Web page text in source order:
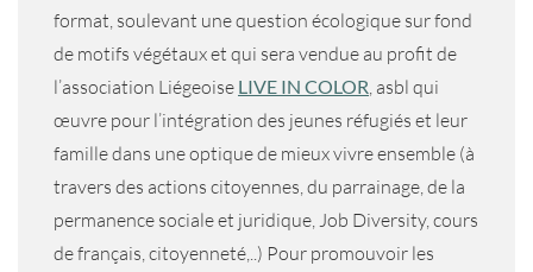
format, soulevant une question écologique sur fond
de motifs végétaux et qui sera vendue au profit de
l’association Liégeoise LIVE IN COLOR , asbl qui
œuvre pour l’intégration des jeunes réfugiés et leur
famille dans une optique de mieux vivre ensemble (à
travers des actions citoyennes, du parrainage, de la
permanence sociale et juridique, Job Diversity, cours
de français, citoyenneté,..) Pour promouvoir les